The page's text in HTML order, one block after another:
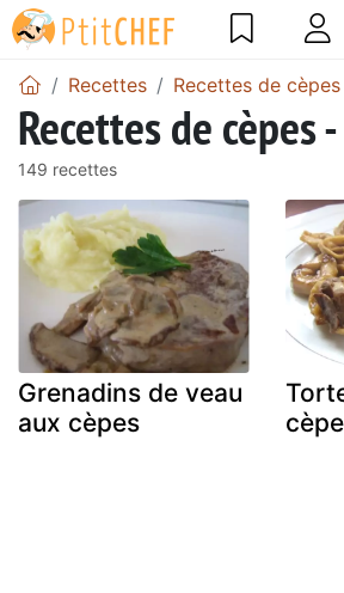
Recettes Recettes de cèpes
Recettes de cèpes
149 recettes
Grenadins de veau
aux cèpes